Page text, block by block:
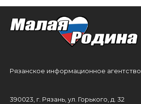
Рязанское информационное агентство
390023, г. Рязань, ул. Горького, д. 32